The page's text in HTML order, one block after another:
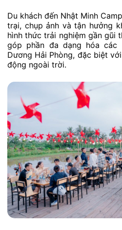
Du khách đến Nhật Minh
trại, chụp ảnh và tận hưởng
hình thức trải nghiệm gần gũi
góp phần đa dạng hóa
Dương Hải Phòng, đặc biệt
động ngoài trời.